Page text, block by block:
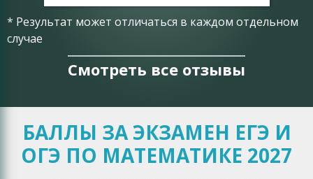
* Результат может отличаться в каждом отдельном
случае
Смотреть все отзывы
БАЛЛЫ ЗА ЭКЗАМЕН ЕГЭ И
ОГЭ ПО МАТЕМАТИКЕ 2027